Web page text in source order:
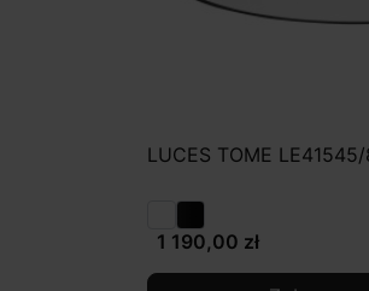
LUCES TOME
1 190,00 zł